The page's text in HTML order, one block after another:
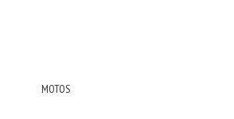
MOTOS